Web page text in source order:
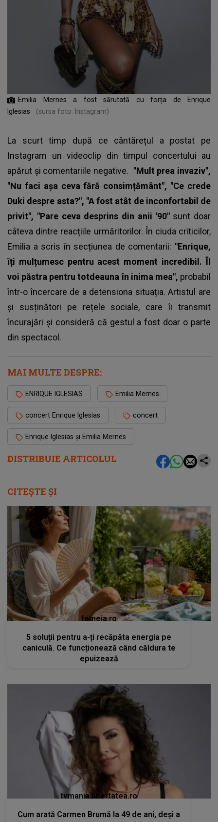
DISTRIBUIE ARTICOLUL
Emilia Mernes a fost sărutată cu forța de Enrique
Iglesias
(sursa foto: Instagram)
La scurt timp după ce cântărețul a postat pe
Instagram un videoclip din timpul concertului au
apărut și comentariile negative. "Mult prea invaziv",
"Nu faci așa ceva fără consimțământ", "Ce crede
Duki despre asta?", "A fost atât de inconfortabil de
privit", "Pare ceva desprins din anii '90" sunt doar
câteva dintre reacțiile urmăritorilor. În ciuda criticilor,
Emilia a scris în secțiunea de comentarii: "Enrique,
îți mulțumesc pentru acest moment incredibil. Îl
voi păstra pentru totdeauna în inima mea", probabil
într-o încercare de a detensiona situația. Artistul are
și susținători pe rețele sociale, care îi transmit
încurajări și consideră că gestul a fost doar o parte
din spectacol.
MAI MULTE DESPRE:
ENRIQUE IGLESIAS Emilia Mernes
concert Enrique Iglesias concert
Enrique Iglesias și Emilia Mernes
CITEȘTE ȘI
femeia.ro
5 soluții pentru a-ți recăpăta energia pe
caniculă. Ce funcționează când căldura te
epuizează
tvmania.libertatea.ro
Cum arată Carmen Brumă la 49 de ani, deși a